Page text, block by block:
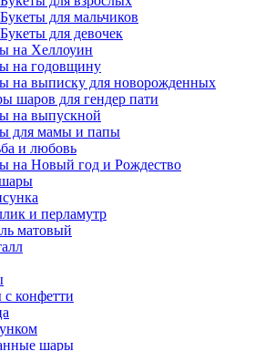
Букеты для мальчиков
Букеты для девочек
на Хеллоуин
на годовщину
на выписку для новорожденных
шаров для гендер пати
на выпускной
для мамы и папы
и любовь
на Новый год и Рождество
и перламутр
матовый
конфетти
шары